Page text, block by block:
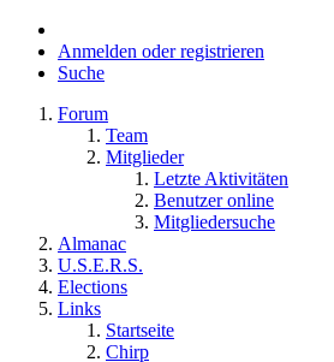
Anmelden oder registrieren
Suche
Forum
Team
Mitglieder
Letzte Aktivitäten
Benutzer online
Mitgliedersuche
Almanac
U.S.E.R.S.
Elections
Links
Startseite
Chirp